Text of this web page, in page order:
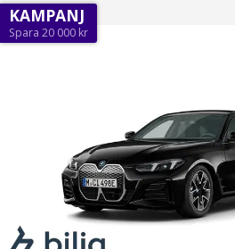
KAMPANJ
Spara 20 000 kr